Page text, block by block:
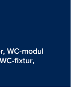
,WC-modul
fixtur,